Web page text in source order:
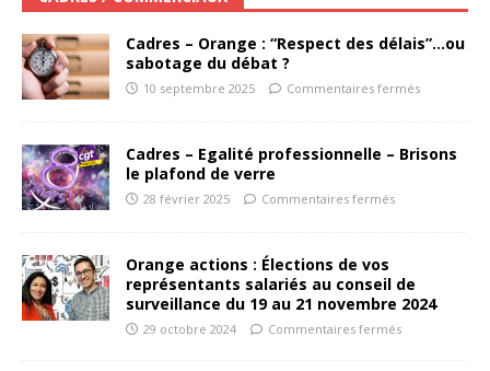
Cadres – Orange : “Respect des délais”…ou
sabotage du débat ?
10 septembre 2025 Commentaires fermés
Cadres – Egalité professionnelle – Brisons
le plafond de verre
28 février 2025 Commentaires fermés
Orange actions : Élections de vos
représentants salariés au conseil de
surveillance du 19 au 21 novembre 2024
29 octobre 2024 Commentaires fermés